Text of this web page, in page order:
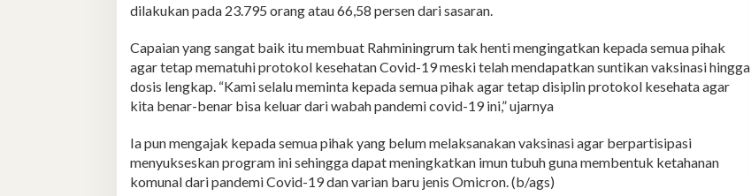
dilakukan pada 23.795 orang atau 66,58 persen dari sasaran.
Capaian yang sangat baik itu membuat Rahminingrum tak henti mengingatkan kepada semua pihak
agar tetap mematuhi protokol kesehatan Covid-19 meski telah mendapatkan suntikan vaksinasi hingga
dosis lengkap. “Kami selalu meminta kepada semua pihak agar tetap disiplin protokol kesehata agar
kita benar-benar bisa keluar dari wabah pandemi covid-19 ini,” ujarnya
Ia pun mengajak kepada semua pihak yang belum melaksanakan vaksinasi agar berpartisipasi
menyukseskan program ini sehingga dapat meningkatkan imun tubuh guna membentuk ketahanan
komunal dari pandemi Covid-19 dan varian baru jenis Omicron. (b/ags)